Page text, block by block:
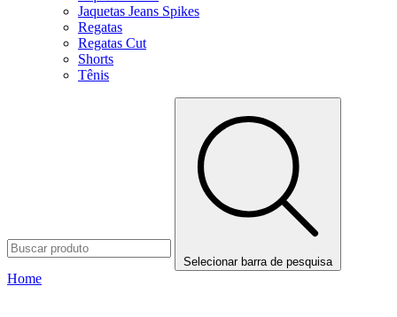
Jaquetas Jeans Spikes
Regatas
Regatas Cut
Shorts
Tênis
Selecionar barra de pesquisa
Home